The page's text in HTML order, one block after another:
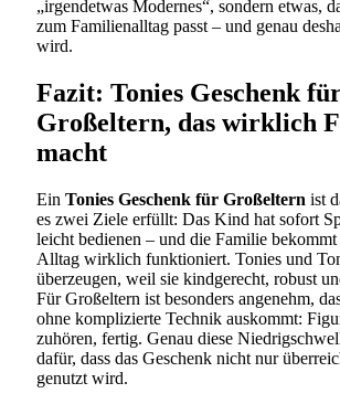
„irgendetwas Modernes“, sondern etwas,
zum Familienalltag passt – und genau
wird.
Fazit: Tonies Geschenk
Großeltern, das wirklich
macht
Ein Tonies Geschenk für Großeltern ist
es zwei Ziele erfüllt: Das Kind hat sofort
leicht bedienen – und die Familie bekommt
Alltag wirklich funktioniert. Tonies und
überzeugen, weil sie kindgerecht, robust
Für Großeltern ist besonders angenehm,
ohne komplizierte Technik auskommt:
zuhören, fertig. Genau diese
dafür, dass das Geschenk nicht nur
genutzt wird.